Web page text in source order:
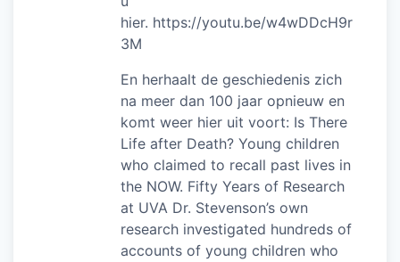
hier. https://youtu.be/w4wDDcH9r
3M
En herhaalt de geschiedenis zich
na meer dan 100 jaar opnieuw en
komt weer hier uit voort: Is There
Life after Death? Young children
who claimed to recall past lives in
the NOW. Fifty Years of Research
at UVA Dr. Stevenson’s own
research investigated hundreds of
accounts of young children who